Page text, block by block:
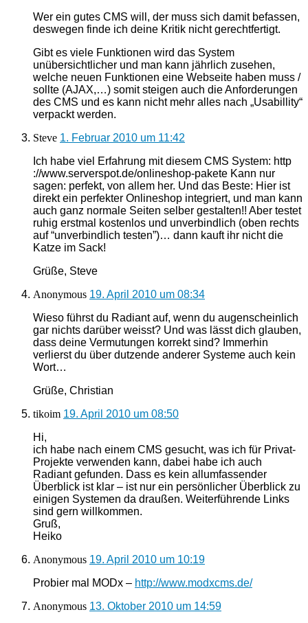
Wer ein gutes CMS will, der muss sich damit befassen,
deswegen finde ich deine Kritik nicht gerechtfertigt.
Gibt es viele Funktionen wird das System
unübersichtlicher und man kann jährlich zusehen,
welche neuen Funktionen eine Webseite haben muss /
sollte (AJAX,…) somit steigen auch die Anforderungen
des CMS und es kann nicht mehr alles nach „Usabillity“
verpackt werden.
Steve 1. Februar 2010 um 11:42
Ich habe viel Erfahrung mit diesem CMS System: http
://www.serverspot.de/onlineshop-pakete Kann nur
sagen: perfekt, von allem her. Und das Beste: Hier ist
direkt ein perfekter Onlineshop integriert, und man kann
auch ganz normale Seiten selber gestalten!! Aber testet
ruhig erstmal kostenlos und unverbindlich (oben rechts
auf “unverbindlich testen”)… dann kauft ihr nicht die
Katze im Sack!
Grüße, Steve
Anonymous 19. April 2010 um 08:34
Wieso führst du Radiant auf, wenn du augenscheinlich
gar nichts darüber weisst? Und was lässt dich glauben,
dass deine Vermutungen korrekt sind? Immerhin
verlierst du über dutzende anderer Systeme auch kein
Wort…
Grüße, Christian
tikoim 19. April 2010 um 08:50
Hi,
ich habe nach einem CMS gesucht, was ich für Privat-
Projekte verwenden kann, dabei habe ich auch
Radiant gefunden. Dass es kein allumfassender
Überblick ist klar – ist nur ein persönlicher Überblick zu
einigen Systemen da draußen. Weiterführende Links
sind gern willkommen.
Gruß,
Heiko
Anonymous 19. April 2010 um 10:19
Probier mal MODx – http://www.modxcms.de/
Anonymous 13. Oktober 2010 um 14:59